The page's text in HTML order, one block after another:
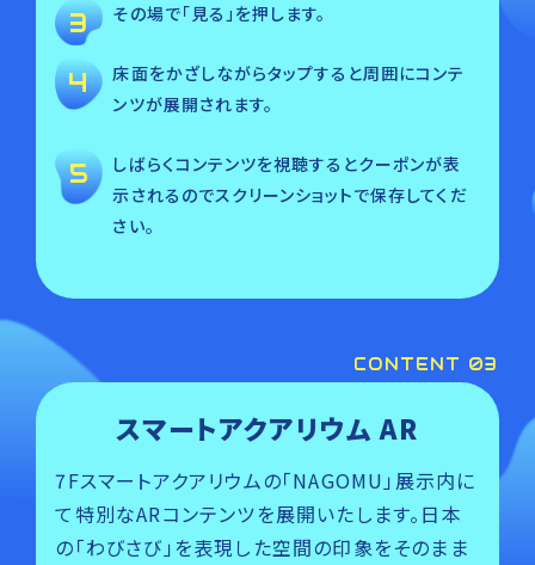
その場で「見る」を押します。
床面をかざしながらタップすると周囲にコンテ
ンツが展開されます。
しばらくコンテンツを視聴するとクーポンが表
示されるのでスクリーンショットで保存してくだ
さい。
CONTENT 03
スマートアクアリウム AR
7Fスマートアクアリウムの「NAGOMU」展示内に
て特別なARコンテンツを展開いたします。日本
の「わびさび」を表現した空間の印象をそのまま